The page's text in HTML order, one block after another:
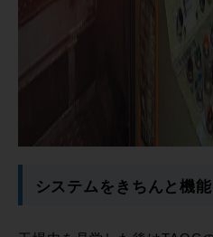
システムをきちんと機